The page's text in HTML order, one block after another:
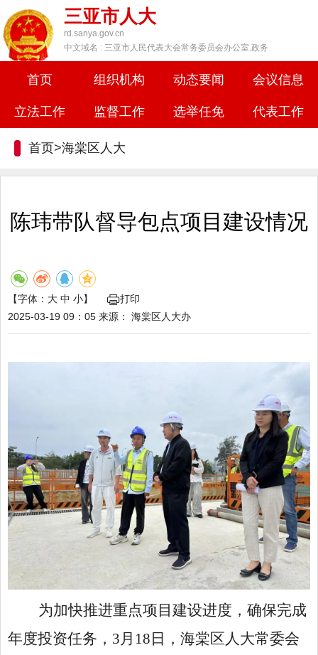
三亚市人大
rd.sanya.gov.cn
中文域名 : 三亚市人民代表大会常务委员会办公室.政务
首页 组织机构 动态要闻 会议信息
立法工作 监督工作 选举任免 代表工作
首页>海棠区人大
陈玮带队督导包点项目建设情况
【字体： 大 中 小】
打印
2025-03-19 09：05 来源： 海棠区人大办
为加快推进重点项目建设进度，确保完成
年度投资任务， 3月18日，海棠区人大常委会